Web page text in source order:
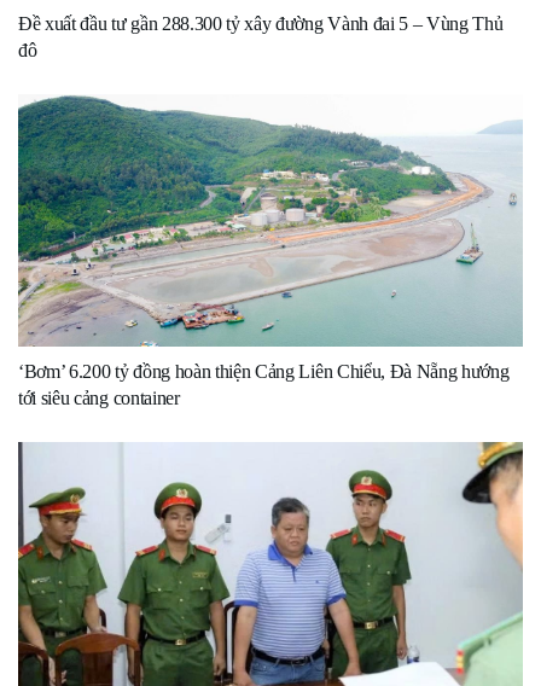
Đề xuất đầu tư gần 288.300 tỷ xây đường Vành đai 5 – Vùng Thủ
đô
‘Bơm’ 6.200 tỷ đồng hoàn thiện Cảng Liên Chiểu, Đà Nẵng hướng
tới siêu cảng container